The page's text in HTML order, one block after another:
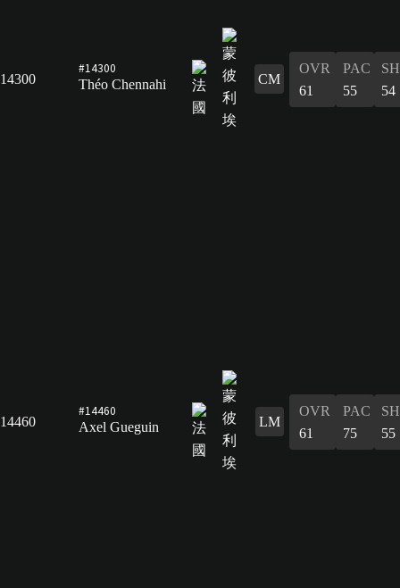
14300
#14300
Théo Chennahi
CM
OVR
61
PAC
55
54
14460
#14460
Axel Gueguin
LM
OVR
61
PAC
75
55